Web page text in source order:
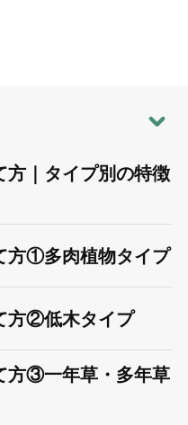
方｜タイプ別の特徴
方①多肉植物タイプ
方②低木タイプ
方③一年草・多年草